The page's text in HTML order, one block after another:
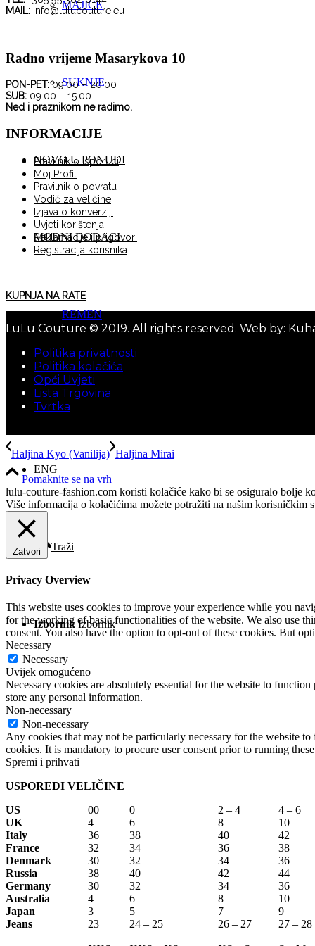
MAJICE
SUKNJE
NOVO U PONUDI
MODNI DODACI
REMEN
KONTAKT
ENG
Traži
Izbornik Izbornik
mogu
proizvoda
MAIL: info@lulucouture.eu
Radno vrijeme Masarykova 10
PON-PET:09:00 – 20:00
SUB: 09:00 – 15:00
Ned i praznikom ne radimo.
INFORMACIJE
Pravilnik o isporuci
Moj Profil
Pravilnik o povratu
Vodič za veličine
Izjava o konverziji
Uvjeti korištenja
Reklamacije i prigovori
Registracija korisnika
KUPNJA NA RATE
LuLu Couture © 2019. All rights reserved. Web by:
Politika privatnosti
Politika kolačića
Opći Uvjeti
Lista Trgovina
Tvrtka
Haljina Kyo (Vanilija) Haljina Mirai
Pomaknite se na vrh
lulu-couture-fashion.com koristi kolačiće kako bi se osiguralo bolje
Više informacija o kolačićima možete potražiti na našim korisničkim
Zatvori
Privacy Overview
This website uses cookies to improve your experience while you
for the working of basic functionalities of the website. We also use
consent. You also have the option to opt-out of these cookies. But
Necessary
Necessary
Uvijek omogućeno
Necessary cookies are absolutely essential for the website to
store any personal information.
Non-necessary
Non-necessary
Any cookies that may not be particularly necessary for the website
cookies. It is mandatory to procure user consent prior to running
Spremi i prihvati
USPOREDI VELIČINE
US
00 0 2 – 4 4 – 6
UK
4 6 8 10
Italy
36 38 40 42
France
32 34 36 38
Denmark
30 32 34 36
Russia
38 40 42 44
Germany
30 32 34 36
Australia
4 6 8 10
Japan
3 5 7 9
Jeans
23 24 – 25 26 – 27 27 – 28